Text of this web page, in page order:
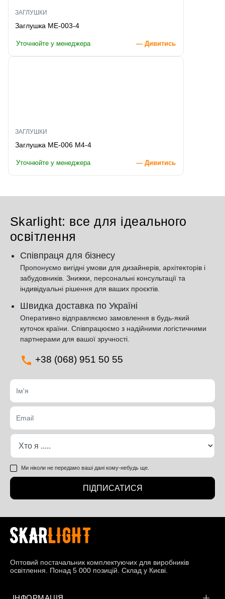
ЗАГЛУШКИ
Заглушка ME-003-4
Уточнюйте у менеджера — Дивитись
ЗАГЛУШКИ
Заглушка ME-006 M4-4
Уточнюйте у менеджера — Дивитись
Skarlight: все для ідеального
освітлення
Співпраця для бізнесу
Пропонуємо вигідні умови для дизайнерів, архітекторів і
забудовників. Знижки, персональні консультації та
індивідуальні рішення для ваших проєктів.
Швидка доставка по Україні
Оперативно відправляємо замовлення в будь-який
куточок країни. Співпрацюємо з надійними логістичними
партнерами для вашої зручності.
+38 (068) 951 50 55
Ми ніколи не передамо ваші дані кому-небудь ще.
ПІДПИСАТИСЯ
Оптовий постачальник комплектуючих для виробників
освітлення. Понад 5 000 позицій. Склад у Києві.